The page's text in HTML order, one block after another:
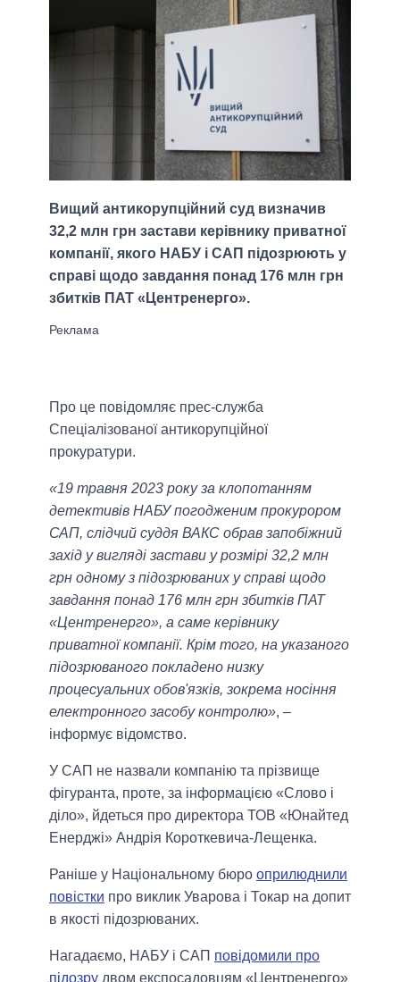
Вищий антикорупційний суд визначив
32,2 млн грн застави керівнику приватної
компанії, якого НАБУ і САП підозрюють у
справі щодо завдання понад 176 млн грн
збитків ПАТ «Центренерго».
Про це повідомляє прес-служба
Спеціалізованої антикорупційної
прокуратури.
«19 травня 2023 року за клопотанням
детективів НАБУ погодженим прокурором
САП, слідчий суддя ВАКС обрав запобіжний
захід у вигляді застави у розмірі 32,2 млн
грн одному з підозрюваних у справі щодо
завдання понад 176 млн грн збитків ПАТ
«Центренерго», а саме керівнику
приватної компанії. Крім того, на указаного
підозрюваного покладено низку
процесуальних обов'язків, зокрема носіння
електронного засобу контролю», –
інформує відомство.
У САП не назвали компанію та прізвище
фігуранта, проте, за інформацією «Слово і
діло», йдеться про директора ТОВ «Юнайтед
Енерджі» Андрія Короткевича-Лещенка.
Раніше у Національному бюро оприлюднили
повістки про виклик Уварова і Токар на допит
в якості підозрюваних.
Нагадаємо, НАБУ і САП повідомили про
підозру двом експосадовцям «Центренерго»